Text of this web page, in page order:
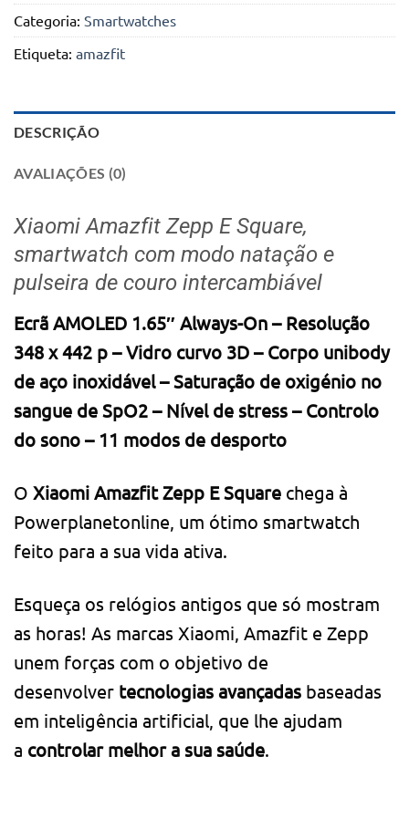
Categoria: Smartwatches
Etiqueta: amazfit
DESCRIÇÃO
AVALIAÇÕES (0)
Xiaomi Amazfit Zepp E Square,
smartwatch com modo natação e
pulseira de couro intercambiável
Ecrã AMOLED 1.65″ Always-On – Resolução
348 x 442 p – Vidro curvo 3D – Corpo unibody
de aço inoxidável – Saturação de oxigénio no
sangue de SpO2 – Nível de stress – Controlo
do sono – 11 modos de desporto
O Xiaomi Amazfit Zepp E Square chega à
Powerplanetonline, um ótimo smartwatch
feito para a sua vida ativa.
Esqueça os relógios antigos que só mostram
as horas! As marcas Xiaomi, Amazfit e Zepp
unem forças com o objetivo de
desenvolver tecnologias avançadas baseadas
em inteligência artificial, que lhe ajudam
a controlar melhor a sua saúde.